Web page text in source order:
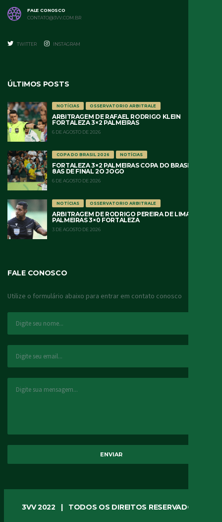
FALE CONOSCO
CONTATO@3VV.COM.BR
TWITTER INSTAGRAM
ÚLTIMOS POSTS
NOTÍCIAS OSSERVATORIO ARBITRALE
ARBITRAGEM DE RAFAEL RODRIGO KLEIN
FORTALEZA 3×2 PALMEIRAS
6 DE AGOSTO DE 2026
COPA DO BRASIL 2026 NOTÍCIAS
FORTALEZA 3×2 PALMEIRAS COPA DO BRASIL 2026
8AS DE FINAL 2O JOGO
6 DE AGOSTO DE 2026
NOTÍCIAS OSSERVATORIO ARBITRALE
ARBITRAGEM DE RODRIGO PEREIRA DE LIMA
PALMEIRAS 3×0 FORTALEZA
3 DE AGOSTO DE 2026
FALE CONOSCO
Utilize o formulário abaixo para entrar em contato conosco
3VV 2022 | TODOS OS DIREITOS RESERVADOS.